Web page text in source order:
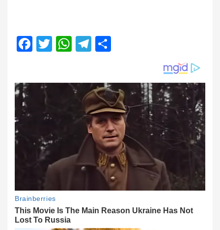
Facebook
Twitter
WhatsApp
Telegram